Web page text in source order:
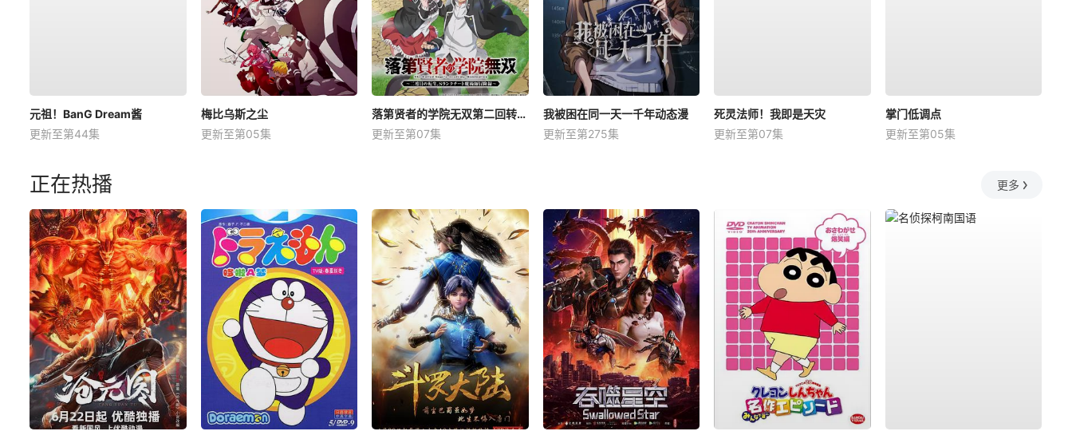
元祖！BanG Dream酱
更新至第44集
梅比乌斯之尘
更新至第05集
落第贤者的学院无双第二回转生，S等级作弊魔术师冒险记
更新至第07集
我被困在同一天一千年动态漫
更新至第275集
死灵法师！我即是天灾
更新至第07集
掌门低调点
更新至第05集
正在热播 更多